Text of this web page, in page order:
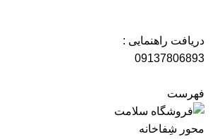
دریافت راهنمایی :
09137806893
فهرست